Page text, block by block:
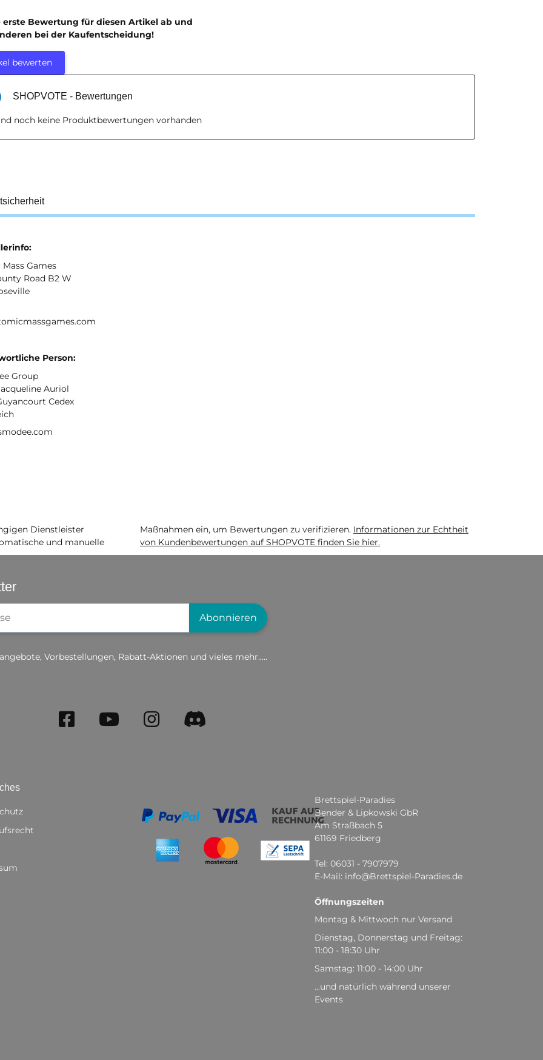
erste Bewertung für diesen Artikel ab und
bei der Kaufentscheidung!
bewerten
SHOPVOTE - Bewertungen
noch keine Produktbewertungen vorhanden
Games
Road B2 W
Person:
Group
Auriol
Cedex
Dienstleister
und manuelle
Maßnahmen ein, um Bewertungen zu verifizieren. Informationen zur Echtheit
von Kundenbewertungen auf SHOPVOTE finden Sie hier.
Abonnieren
Vorbestellungen, Rabatt-Aktionen und vieles mehr.....
Brettspiel-Paradies
Bender & Lipkowski GbR
Am Straßbach 5
61169 Friedberg
Tel: 06031 - 7907979
E-Mail: info@Brettspiel-Paradies.de
Öffnungszeiten
Montag & Mittwoch nur Versand
Dienstag, Donnerstag und Freitag:
11:00 - 18:30 Uhr
Samstag: 11:00 - 14:00 Uhr
...und natürlich während unserer
Events